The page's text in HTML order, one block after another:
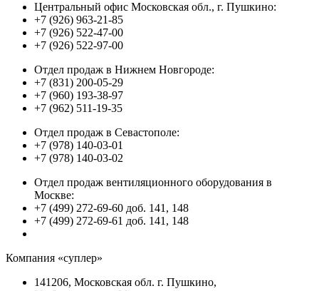
Центральный офис Московская обл., г. Пушкино:
+7 (926) 963-21-85
+7 (926) 522-47-00
+7 (926) 522-97-00
Отдел продаж в Нижнем Новгороде:
+7 (831) 200-05-29
+7 (960) 193-38-97
+7 (962) 511-19-35
Отдел продаж в Севастополе:
+7 (978) 140-03-01
+7 (978) 140-03-02
Отдел продаж вентиляционного оборудования в
Москве:
+7 (499) 272-69-60 доб. 141, 148
+7 (499) 272-69-61 доб. 141, 148
Компания «суплер»
141206, Московская обл. г. Пушкино,